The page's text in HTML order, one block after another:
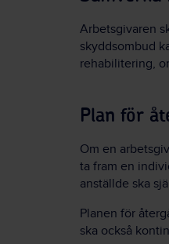
Arbetsgivaren
skyddsombud
rehabilitering,
Plan för
Om en
ta fram en
anställde ska
Planen för
ska också